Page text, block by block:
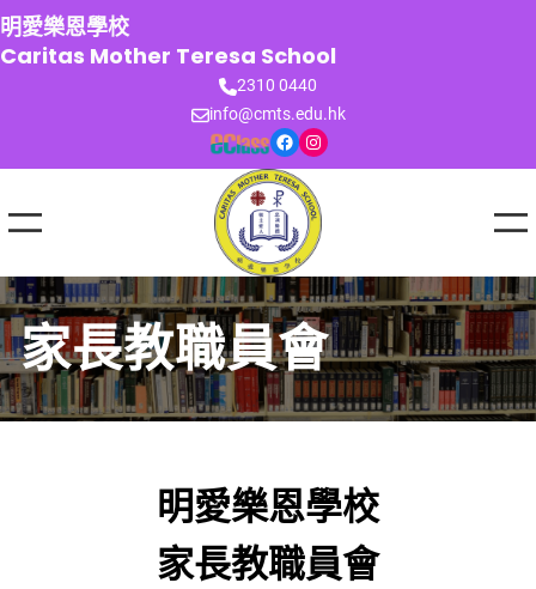
跳
至
主
明愛樂恩學校
Caritas Mother Teresa School
2310 0440
info@cmts.edu.hk
Facebook Instagram
家長教職員會
明愛樂恩學校
家長教職員會